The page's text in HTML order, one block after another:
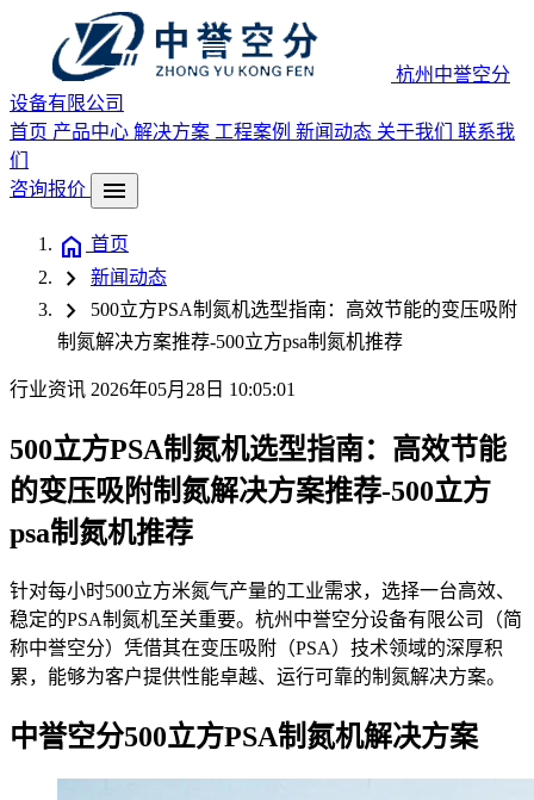
杭州中誉空分
设备有限公司
首页 产品中心 解决方案 工程案例 新闻动态 关于我们 联系我
们
咨询报价
menu
home 首页
chevron_right 新闻动态
chevron_right
500立方PSA制氮机选型指南：高效节能的变压吸附
制氮解决方案推荐-500立方psa制氮机推荐
行业资讯 2026年05月28日 10:05:01
500立方PSA制氮机选型指南：高效节能
的变压吸附制氮解决方案推荐-500立方
psa制氮机推荐
针对每小时500立方米氮气产量的工业需求，选择一台高效、
稳定的PSA制氮机至关重要。杭州中誉空分设备有限公司（简
称中誉空分）凭借其在变压吸附（PSA）技术领域的深厚积
累，能够为客户提供性能卓越、运行可靠的制氮解决方案。
中誉空分500立方PSA制氮机解决方案